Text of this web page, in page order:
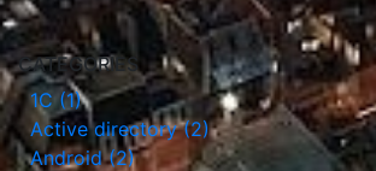
CATEGORIES
1С (1)
Active directory (2)
Android (2)